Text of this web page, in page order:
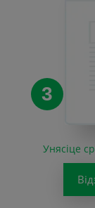
3
Унясіце